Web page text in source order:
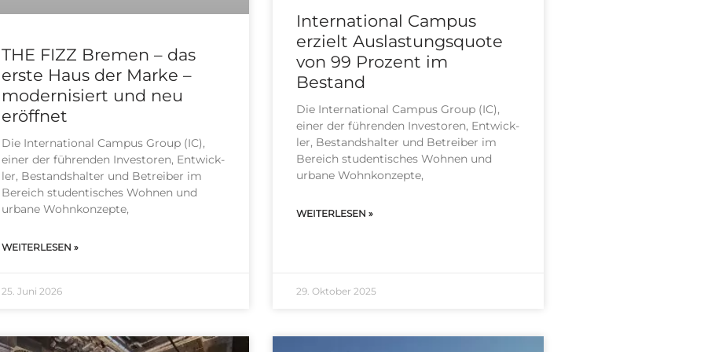
THE FIZZ Bremen – das
erste Haus der Marke –
modernisiert und neu
eröffnet
Die Inter­na­tio­nal Cam­pus Group (IC),
einer der füh­ren­den Inves­to­ren, Ent­wick­
ler, Bestands­hal­ter und Betrei­ber im
Bereich stu­den­ti­sches Woh­nen und
urba­ne Wohn­kon­zep­te,
WEITERLESEN »
25. Juni 2026
International Campus
erzielt Auslastungsquote
von 99 Prozent im
Bestand
Die Inter­na­tio­nal Cam­pus Group (IC),
einer der füh­ren­den Inves­to­ren, Ent­wick­
ler, Bestands­hal­ter und Betrei­ber im
Bereich stu­den­ti­sches Woh­nen und
urba­ne Wohn­kon­zep­te,
WEITERLESEN »
29. Oktober 2025